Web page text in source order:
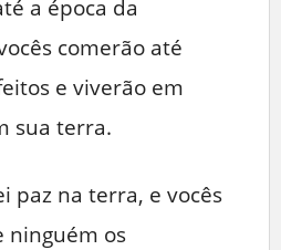
a época da
comerão até
e viverão em
sua terra.
paz na terra, e vocês
ninguém os